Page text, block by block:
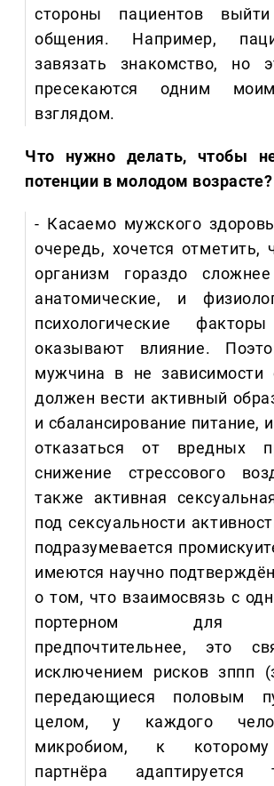
стороны пациентов
общения. Например,
завязать знакомство, но
пресекаются одним
взглядом.
Что нужно делать, чтобы
потенции в молодом возрасте?
- Касаемо мужского
очередь, хочется отметить,
организм гораздо
анатомические, и
психологические
оказывают влияние.
мужчина в не зависимости
должен вести активный
и сбалансирование питание,
отказаться от вредных
снижение стрессового
также активная
под сексуальности
подразумевается
имеются научно
о том, что взаимосвязь с
портерном для
предпочтительнее, это
исключением рисков зппп
передающиеся половым
целом, у каждого
микробиом, к
партнёра